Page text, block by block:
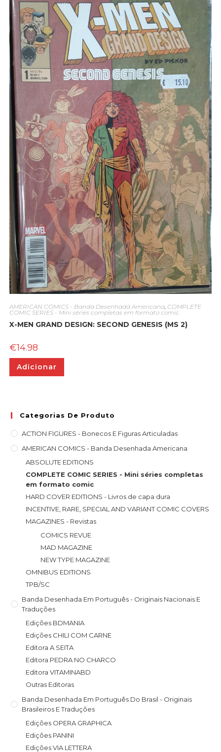
AMERICAN COMICS - Banda Desenhada Americana, COMPLETE
COMIC SERIES - Mini séries completas em formato comic
X-MEN GRAND DESIGN: SECOND GENESIS (MS 2)
€14.98
Adicionar
Categorias De Produto
ACTION FIGURES - Bonecos E Figuras Articuladas
AMERICAN COMICS - Banda Desenhada Americana
ABSOLUTE EDITIONS
COMPLETE COMIC SERIES - Mini séries completas
em formato comic
HARD COVER EDITIONS - Livros de capa dura
INCENTIVE, RARE, SPECIAL AND VARIANT COMIC COVERS
MAGAZINES - Revistas
COMICS REVUE
MAD MAGAZINE
NEW TYPE MAGAZINE
OMNIBUS EDITIONS
TPB/SC
Banda Desenhada Em Português - Originais Nacionais E
Traduções
Edições BDMANIA
Edições CHILI COM CARNE
Editora A SEITA
Editora PEDRA NO CHARCO
Editora VITAMINABD
Outras Editoras
Banda Desenhada Em Português Do Brasil - Originais
Brasileiros E Traduções
Edições OPERA GRAPHICA
Edições PANINI
Edições VIA LETTERA